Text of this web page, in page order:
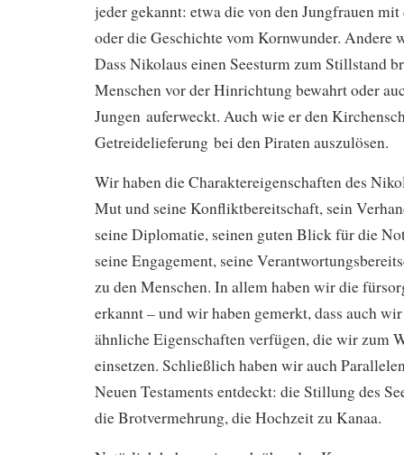
jeder gekannt: etwa die von den Jungfrauen
oder die Geschichte vom Kornwunder. Andere
Dass Nikolaus einen Seesturm zum Stillstand
Menschen vor der Hinrichtung bewahrt oder
Jungen auferweckt. Auch wie er den
Getreidelieferung bei den Piraten auszulösen.
Wir haben die Charaktereigenschaften des
Mut und seine Konfliktbereitschaft, sein
seine Diplomatie, seinen guten Blick für die
seine Engagement, seine
zu den Menschen. In allem haben wir die
erkannt – und wir haben gemerkt, dass auch
ähnliche Eigenschaften verfügen, die wir zum
einsetzen. Schließlich haben wir auch
Neuen Testaments entdeckt: die Stillung des
die Brotvermehrung, die Hochzeit zu Kanaa.